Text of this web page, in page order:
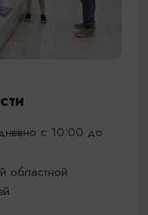
с 10:00 до
областной